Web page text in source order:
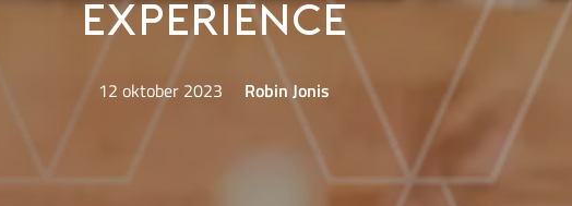
Experience
12 oktober 2023 Robin Jonis